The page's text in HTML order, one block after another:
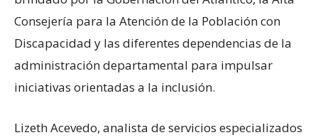
Consejería para la Atención de la Población con
Discapacidad y las diferentes dependencias de la
administración departamental para impulsar
iniciativas orientadas a la inclusión.
Lizeth Acevedo, analista de servicios especializados